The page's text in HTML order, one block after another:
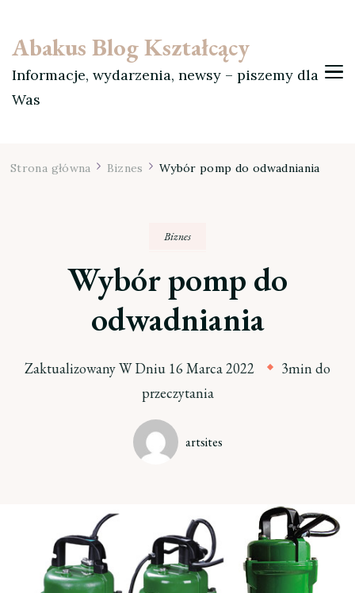
Abakus Blog Kształcący
Informacje, wydarzenia, newsy – piszemy dla
Was
Strona główna Biznes Wybór pomp do odwadniania
Biznes
Wybór pomp do
odwadniania
Zaktualizowany W Dniu 16 Marca 2022
3min do
przeczytania
artsites